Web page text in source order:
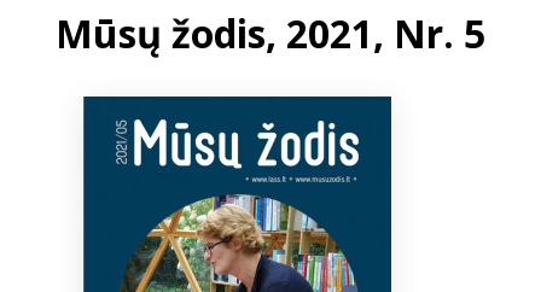
Leidiniai
Naujienos
Mūsų žodis, 2021, Nr. 5